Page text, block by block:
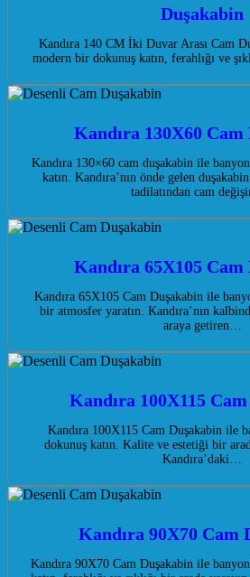
Duşakabin
Kandıra 140 CM İki Duvar Arası Cam
modern bir dokunuş katın, ferahlığı ve
Kandıra 130X60 Cam
Kandıra 130×60 cam duşakabin ile
katın. Kandıra’nın önde gelen
tadilatından cam
Kandıra 65X105 Cam
Kandıra 65X105 Cam Duşakabin ile
bir atmosfer yaratın. Kandıra’nın
araya getiren…
Kandıra 100X115
Kandıra 100X115 Cam Duşakabin ile
dokunuş katın. Kalite ve estetiği bir
Kandıra’daki…
Kandıra 90X70 Cam
Kandıra 90X70 Cam Duşakabin ile